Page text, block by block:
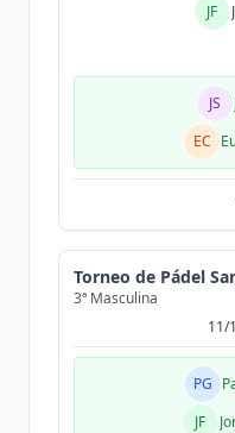
JF
JS
EC
Torneo de Pádel
3ª Masculina
11/
PG
JF